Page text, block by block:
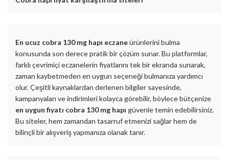
En ucuz cobra 130 mg hapı eczaneürünlerini bulma
konusunda son derece pratik bir çözüm sunar. Bu platformlar,
farklı çevrimiçi eczanelerin fiyatlarını tek bir ekranda sunarak,
zaman kaybetmeden en uygun seçeneği bulmanıza yardımcı
olur. Çeşitli kaynaklardan derlenen bilgiler sayesinde,
kampanyaları ve indirimleri kolayca görebilir, böylece bütçenize
en uygun fiyatı cobra 130 mg hapı güvenle temin edebilirsiniz.
Bu siteler, hem zamandan tasarruf etmenizi sağlar hem de
bilinçli bir alışveriş yapmanıza olanak tanır.